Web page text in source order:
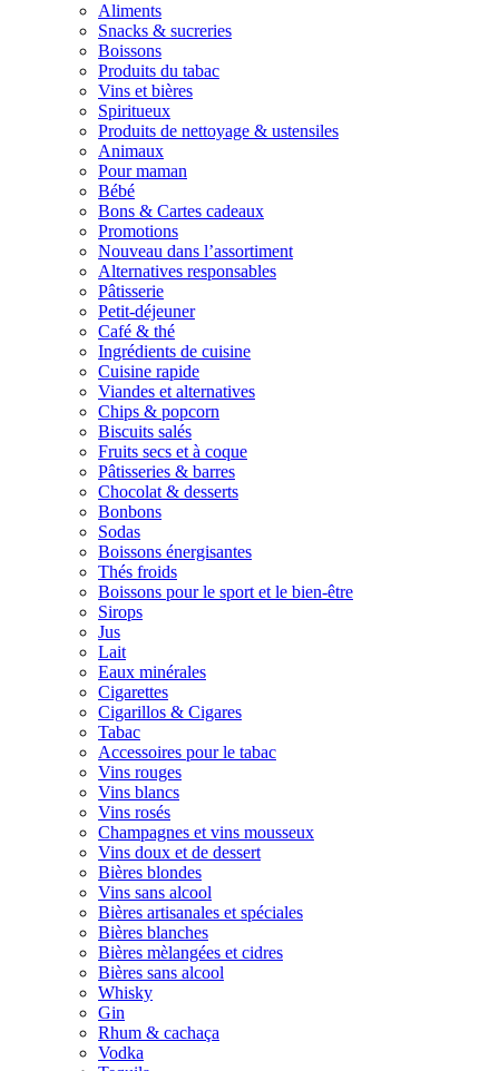
Aliments
Snacks & sucreries
Boissons
Produits du tabac
Vins et bières
Spiritueux
Produits de nettoyage & ustensiles
Animaux
Pour maman
Bébé
Bons & Cartes cadeaux
Promotions
Nouveau dans l’assortiment
Alternatives responsables
Pâtisserie
Petit-déjeuner
Café & thé
Ingrédients de cuisine
Cuisine rapide
Viandes et alternatives
Chips & popcorn
Biscuits salés
Fruits secs et à coque
Pâtisseries & barres
Chocolat & desserts
Bonbons
Sodas
Boissons énergisantes
Thés froids
Boissons pour le sport et le bien-être
Sirops
Jus
Lait
Eaux minérales
Cigarettes
Cigarillos & Cigares
Tabac
Accessoires pour le tabac
Vins rouges
Vins blancs
Vins rosés
Champagnes et vins mousseux
Vins doux et de dessert
Bières blondes
Vins sans alcool
Bières artisanales et spéciales
Bières blanches
Bières mèlangées et cidres
Bières sans alcool
Whisky
Gin
Rhum & cachaça
Vodka